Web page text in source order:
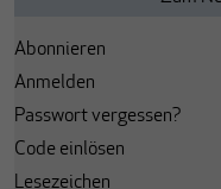
Abonnieren
Anmelden
Passwort vergessen?
Code einlösen
Lesezeichen